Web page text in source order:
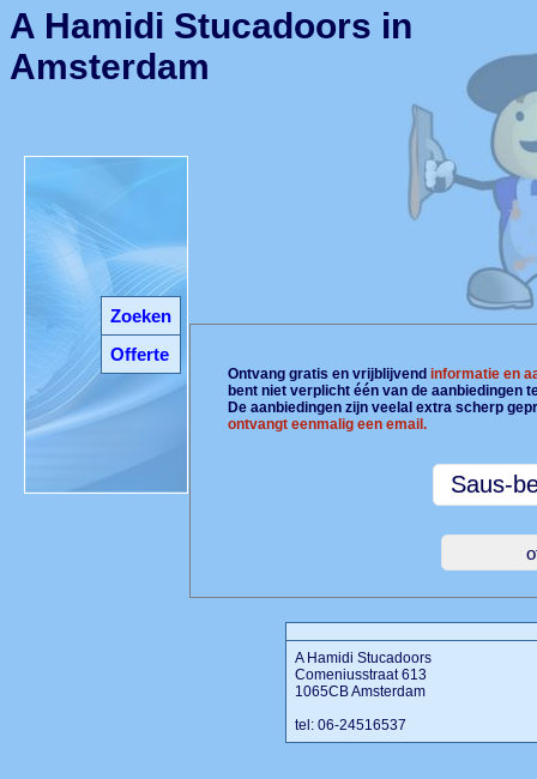
Zoeken
Offerte
A Hamidi Stucadoors in
Amsterdam
Ontvang gratis en vrijblijvendinformatie en
bent niet verplicht één van de aanbiedingen
De aanbiedingen zijn veelal extra scherp
ontvangt eenmalig een email.
A Hamidi Stucadoors
Comeniusstraat 613
1065CB Amsterdam
tel: 06-24516537